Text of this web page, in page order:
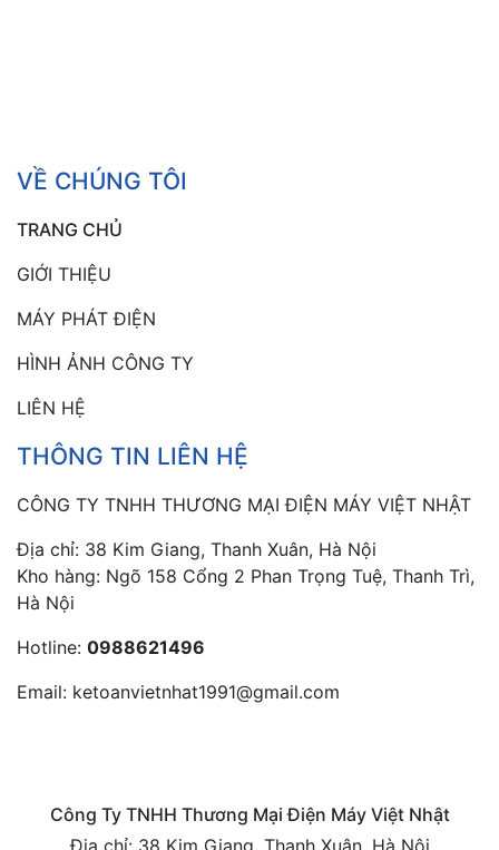
VỀ CHÚNG TÔI
TRANG CHỦ
GIỚI THIỆU
MÁY PHÁT ĐIỆN
HÌNH ẢNH CÔNG TY
LIÊN HỆ
THÔNG TIN LIÊN HỆ
CÔNG TY TNHH THƯƠNG MẠI ĐIỆN MÁY VIỆT NHẬT
Địa chỉ: 38 Kim Giang, Thanh Xuân, Hà Nội
Kho hàng: Ngõ 158 Cổng 2 Phan Trọng Tuệ, Thanh Trì,
Hà Nội
Hotline: 0988621496
Email: ketoanvietnhat1991@gmail.com
Công Ty TNHH Thương Mại Điện Máy Việt Nhật
Địa chỉ: 38 Kim Giang, Thanh Xuân, Hà Nội